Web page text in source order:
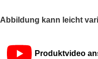
Abbildung kann leicht
Produktvideo